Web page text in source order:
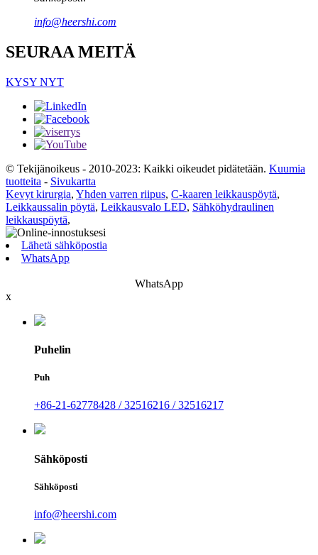
info@heershi.com
SEURAA MEITÄ
KYSY NYT
© Tekijänoikeus - 2010-2023: Kaikki oikeudet pidätetään. Kuumia
tuotteita - Sivukartta
Kevyt kirurgia, Yhden varren riipus, C-kaaren leikkauspöytä,
Leikkaussalin pöytä, Leikkausvalo LED, Sähköhydraulinen
leikkauspöytä,
Lähetä sähköpostia
WhatsApp
WhatsApp
x
Puhelin
Puh
+86-21-62778428 / 32516216 / 32516217
Sähköposti
Sähköposti
info@heershi.com